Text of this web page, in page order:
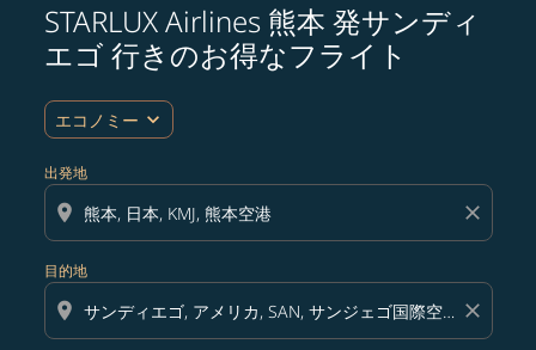
STARLUX Airlines 熊本 発サンディ
エゴ 行きのお得なフライト
エコノミー expand_more
出発地
location_on close
目的地
location_on close
ルート (出発地および/または目的地) を更新するか、以